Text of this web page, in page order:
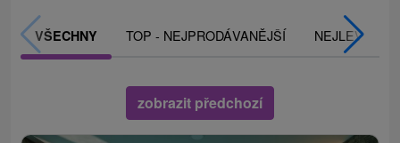
VŠECHNY TOP - NEJPRODÁVANĚJŠÍ NEJLEVNĚJŠÍ
zobrazit předchozí